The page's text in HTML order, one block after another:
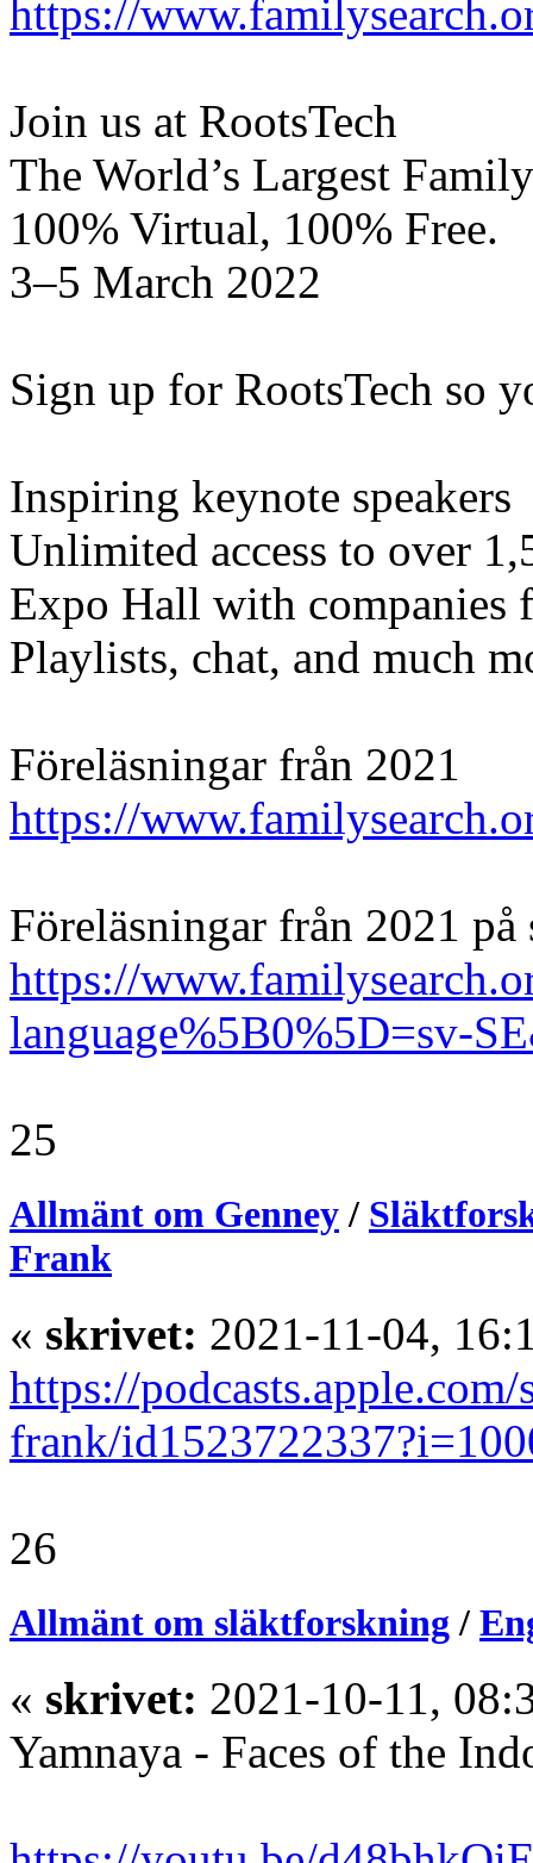
https://
Join us at RootsTech
The World’s Largest
100% Virtual, 100% Free.
3–5 March 2022
Sign up for RootsTech so
Inspiring keynote speakers
Unlimited access to over
Expo Hall with companies
Playlists, chat, and much
Föreläsningar från 2021
https://
Föreläsningar från 2021 på
https://
language%5B0%5D=sv-
25
Allmänt om Genney /
Frank
« skrivet: 2021-11-04,
https://
frank/
26
Allmänt om släktforskning /
« skrivet: 2021-10-11,
Yamnaya - Faces of the